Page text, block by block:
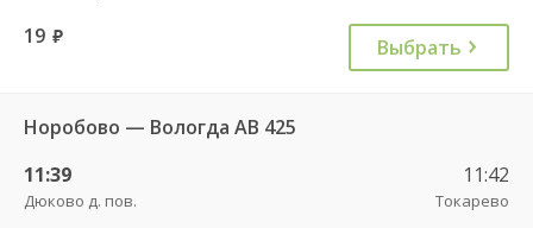
19 руб. Выбрать
Норобово — Вологда АВ 425
11:39
Дюково д. пов.
11:42
Токарево